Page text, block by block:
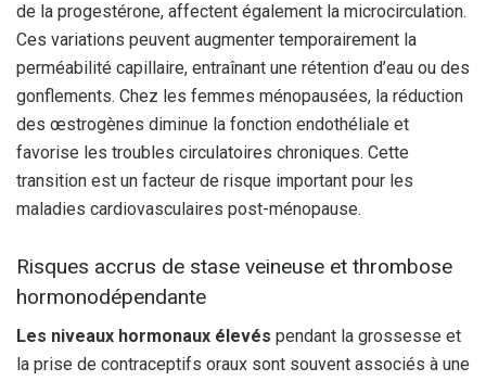
de la progestérone, affectent également la microcirculation.
Ces variations peuvent augmenter temporairement la
perméabilité capillaire, entraînant une rétention d’eau ou des
gonflements. Chez les femmes ménopausées, la réduction
des œstrogènes diminue la fonction endothéliale et
favorise les troubles circulatoires chroniques. Cette
transition est un facteur de risque important pour les
maladies cardiovasculaires post-ménopause.
Risques accrus de stase veineuse et thrombose
hormonodépendante
Les niveaux hormonaux élevés pendant la grossesse et
la prise de contraceptifs oraux sont souvent associés à une